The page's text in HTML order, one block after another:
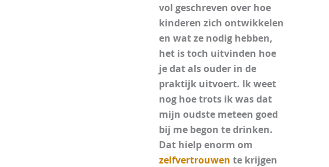
vol geschreven over hoe
kinderen zich ontwikkelen
en wat ze nodig hebben,
het is toch uitvinden hoe
je dat als ouder in de
praktijk uitvoert. Ik weet
nog hoe trots ik was dat
mijn oudste meteen goed
bij me begon te drinken.
Dat hielp enorm om
zelfvertrouwen te krijgen